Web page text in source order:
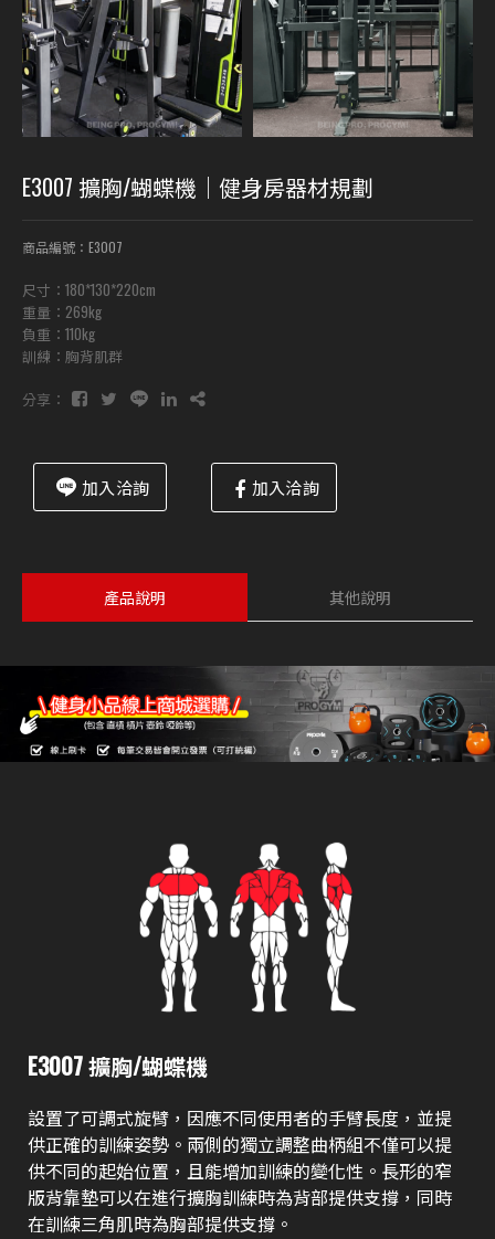
E3007 擴胸/蝴蝶機｜健身房器材規劃
商品編號：E3007
尺寸：180*130*220cm
重量：269kg
負重：110kg
訓練：胸背肌群
分享：
加入洽詢 加入洽詢
產品說明 其他說明
E3007 擴胸/蝴蝶機
設置了可調式旋臂，因應不同使用者的手臂長度，並提
供正確的訓練姿勢。兩側的獨立調整曲柄組不僅可以提
供不同的起始位置，且能增加訓練的變化性。長形的窄
版背靠墊可以在進行擴胸訓練時為背部提供支撐，同時
在訓練三角肌時為胸部提供支撐。